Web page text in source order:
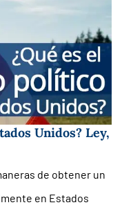
Unidos? Ley,
de obtener un
en Estados